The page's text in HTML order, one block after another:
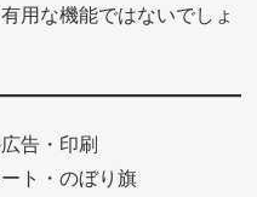
用な機能ではないでしょ
告・印刷
ト・のぼり旗